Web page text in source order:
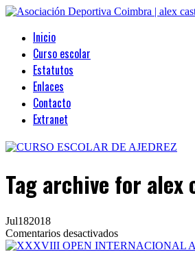
Inicio
Curso escolar
Estatutos
Enlaces
Contacto
Extranet
Tag archive for alex
Jul182018
Comentarios desactivadosen
XXXVIII